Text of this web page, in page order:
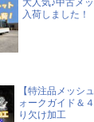
大人気♪中古メ
入荷しました！
【特注品メッシ
ォークガイド＆
り欠け加工